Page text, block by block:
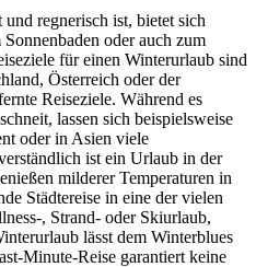
regnerisch ist, bietet sich
oder auch zum
für einen Winterurlaub sind
Österreich oder der
Reiseziele. Während es
lassen sich beispielsweise
oder in Asien viele
ist ein Urlaub in der
milderer Temperaturen in
Städtereise in eine der vielen
, Strand- oder Skiurlaub,
lässt dem Winterblues
Minute-Reise garantiert keine